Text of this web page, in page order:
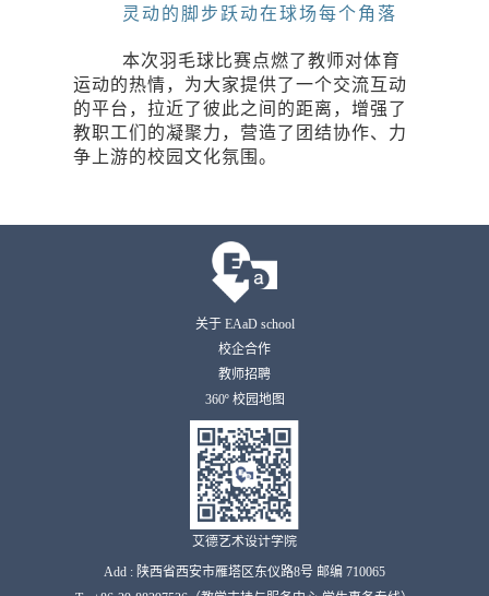
灵动的脚步跃动在球场每个角落
本次羽毛球比赛点燃了教师对体育
运动的热情，为大家提供了一个交流互动
的平台，拉近了彼此之间的距离，增强了
教职工们的凝聚力，营造了团结协作、力
争上游的校园文化氛围。
关于 EAaD school
校企合作
教师招聘
360º 校园地图
艾德艺术设计学院
Add : 陕西省西安市雁塔区东仪路8号 邮编 710065